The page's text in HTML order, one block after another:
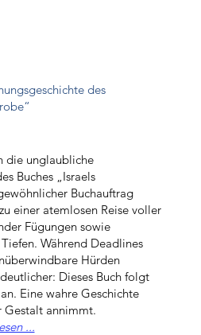
des
die unglaubliche
Buches „Israels
Buchauftrag
einer atemlosen Reise voller
Fügungen sowie
Während Deadlines
Hürden
Dieses Buch folgt
Eine wahre Geschichte
Gestalt annimmt.
...